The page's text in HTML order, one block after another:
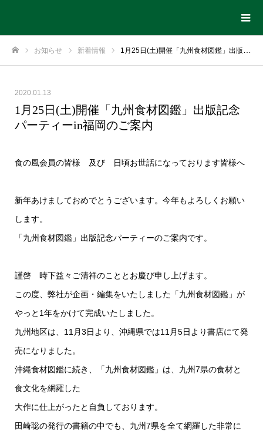
お知らせ 新着情報 1月25日(土)開催「九州食材図鑑」出版記念パーティーin福岡のご案内
2020.01.13
1月25日(土)開催「九州食材図鑑」出版記念
パーティーin福岡のご案内
食の風会員の皆様 及び 日頃お世話になっております皆様へ
新年あけましておめでとうございます。今年もよろしくお願い
します。
「九州食材図鑑」出版記念パーティーのご案内です。
謹啓 時下益々ご清祥のこととお慶び申し上げます。
この度、弊社が企画・編集をいたしました「九州食材図鑑」が
やっと1年をかけて完成いたしました。
九州地区は、11月3日より、沖縄県では11月5日より書店にて発
売になりました。
沖縄食材図鑑に続き、「九州食材図鑑」は、九州7県の食材と
食文化を網羅した
大作に仕上がったと自負しております。
田崎聡の発行の書籍の中でも、九州7県を全て網羅した非常に